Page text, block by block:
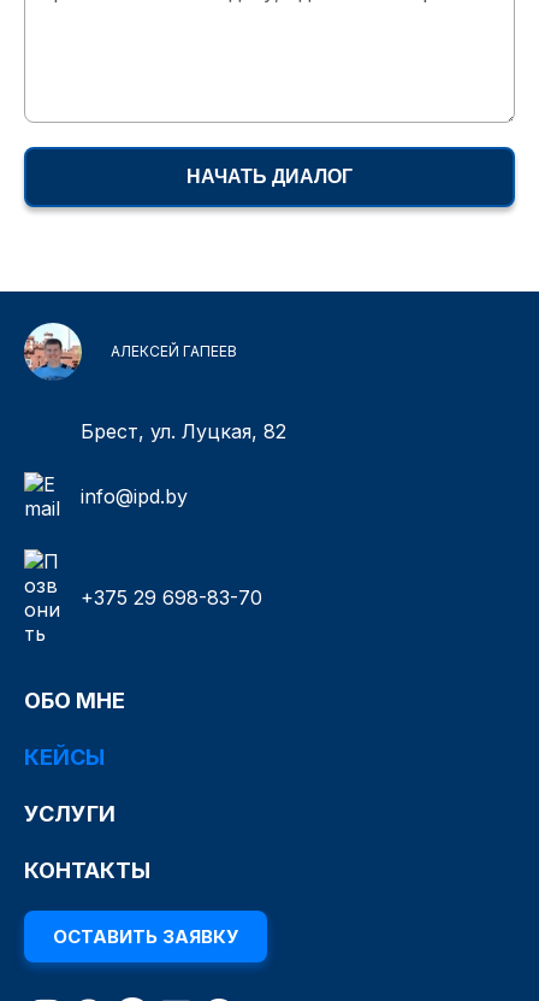
НАЧАТЬ ДИАЛОГ
АЛЕКСЕЙ ГАПЕЕВ
Брест, ул. Луцкая, 82
info@ipd.by
+375 29 698-83-70
ОБО МНЕ
КЕЙСЫ
УСЛУГИ
КОНТАКТЫ
ОСТАВИТЬ ЗАЯВКУ